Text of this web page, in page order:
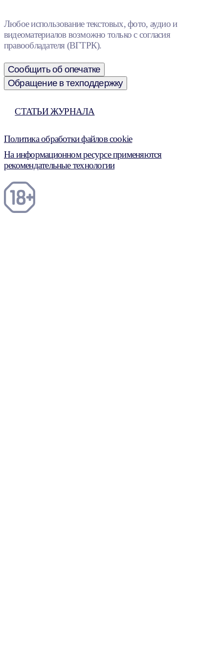
Любое использование текстовых, фото, аудио и
видеоматериалов возможно только с согласия
правообладателя (ВГТРК).
Сообщить об опечатке
Обращение в техподдержку
СТАТЬИ ЖУРНАЛА
Политика обработки файлов cookie
На информационном ресурсе применяются
рекомендательные технологии